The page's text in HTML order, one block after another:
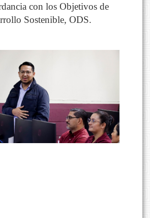
con los Objetivos de
Sostenible, ODS.